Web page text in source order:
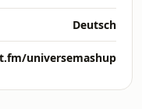
Deutsch
universemashup